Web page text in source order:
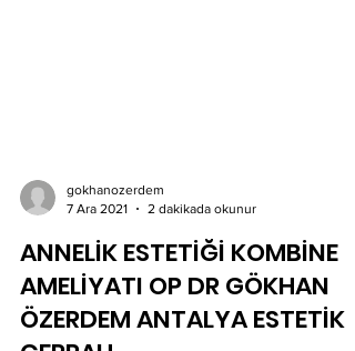
gokhanozerdem
7 Ara 2021
2 dakikada okunur
ANNELİK ESTETİĞİ KOMBİNE